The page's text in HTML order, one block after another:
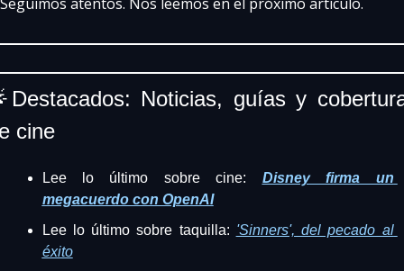
Destacados: Noticias, guías y
cine
Lee lo último sobre cine: Disney firma un
megacuerdo con OpenAI
Lee lo último sobre taquilla: 'Sinners', del pecado al
éxito